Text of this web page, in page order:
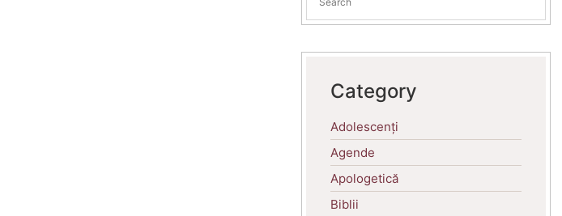
Category
Adolescenți
Agende
Apologetică
Biblii